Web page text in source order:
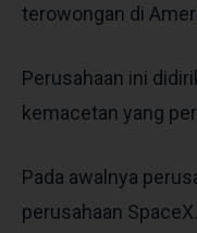
terowongan di
Perusahaan ini
kemacetan yang
Pada awalnya
perusahaan